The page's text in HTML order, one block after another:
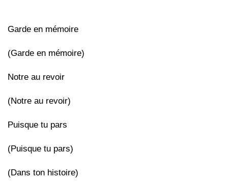
Garde en mémoire
(Garde en mémoire)
Notre au revoir
(Notre au revoir)
Puisque tu pars
(Puisque tu pars)
(Dans ton histoire)